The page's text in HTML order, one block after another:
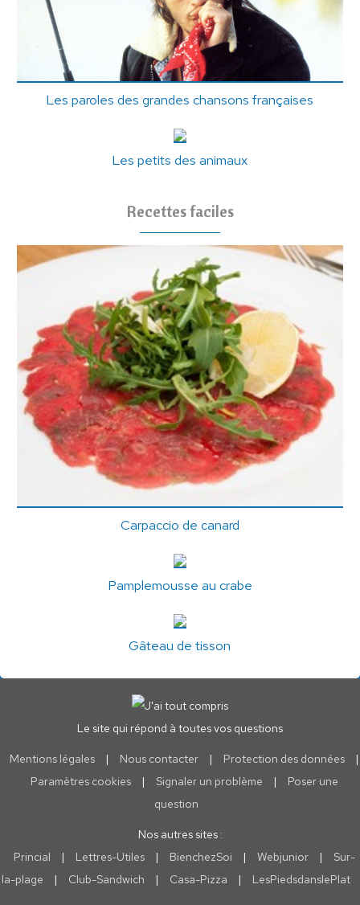
Les paroles des grandes chansons françaises
Les petits des animaux
Recettes faciles
Carpaccio de canard
Pamplemousse au crabe
Gâteau de tisson
Le site qui répond à toutes vos questions
Mentions légales | Nous contacter | Protection des données
|
Paramètres cookies
| Signaler un problème |
Poser une
question
Nos autres sites :
Princial
| Lettres-Utiles | BienchezSoi | Webjunior |
Sur-
la-plage
| Club-Sandwich | Casa-Pizza | LesPiedsdanslePlat